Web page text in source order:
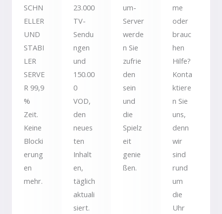
SCHN
ELLER
UND
STABI
LER
SERVE
R 99,9
%
Zeit.
Keine
Blocki
erung
en
mehr.
23.000
TV-
Sendu
ngen
und
150.00
0
VOD,
den
neues
ten
Inhalt
en,
täglich
aktuali
siert.
um-
Server
werde
n Sie
zufrie
den
sein
und
die
Spielz
eit
genie
ßen.
me
oder
brauc
hen
Hilfe?
Konta
ktiere
n Sie
uns,
denn
wir
sind
rund
um
die
Uhr